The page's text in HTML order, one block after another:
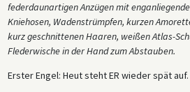
federdaunartigen Anzügen mit
Kniehosen, Wadenstrümpfen, kurzen
kurz geschnittenen Haaren, weißen Atlas-
Flederwische in der Hand zum Abstauben.
Erster Engel: Heut steht ER wieder spät auf.